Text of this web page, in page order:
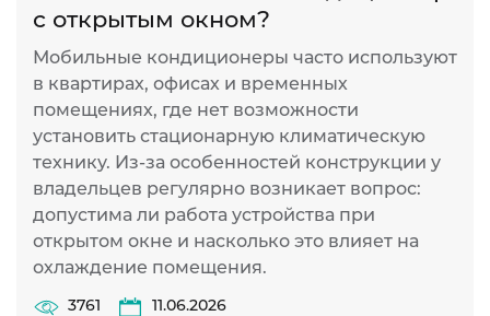
с открытым окном?
Мобильные кондиционеры часто используют
в квартирах, офисах и временных
помещениях, где нет возможности
установить стационарную климатическую
технику. Из-за особенностей конструкции у
владельцев регулярно возникает вопрос:
допустима ли работа устройства при
открытом окне и насколько это влияет на
охлаждение помещения.
3761 11.06.2026